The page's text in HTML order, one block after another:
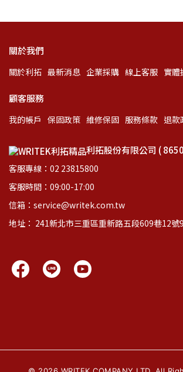
關於我們
關於利拓 最新消息 企業採購 線上客服 實體
顧客服務
我的帳戶 保固政策 維修保固 服務條款 退款
利拓股份有限公司 (
客服專線：02 23815800
客服時間：09:00-17:00
信箱：service@writek.com.tw
地址： 241新北市三重區重新路五段609巷12號